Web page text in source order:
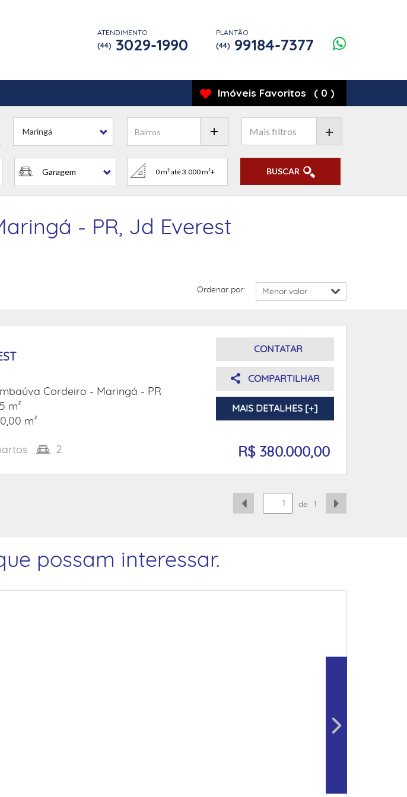
ATENDIMENTO
(44) 3029-1990
PLANTÃO
(44) 99184-7377
Imóveis Favoritos ( 0 )
Maringá
Garagem
+
BUSCAR
- PR, Jd Everest
Ordenar por:
Cordeiro - Maringá - PR
m²
m²
2
CONTATAR
COMPARTILHAR
MAIS DETALHES [+]
R$ 380.000,00
de 1
possam interessar.